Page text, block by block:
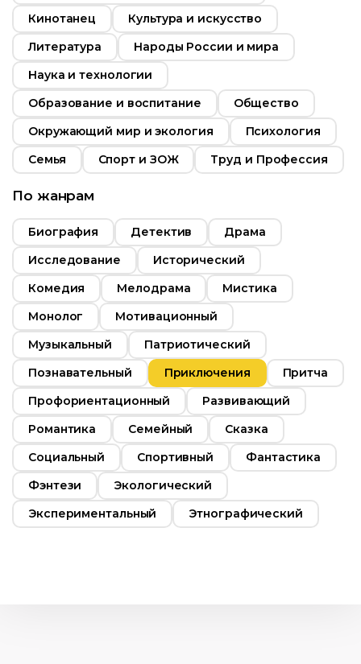
Страна Мексика
Кинотанец
Культура и искусство
Литература
Народы России и мира
Наука и технологии
Образование и воспитание
Общество
Окружающий мир и экология
Психология
Семья
Спорт и ЗОЖ Труд и Профессия
По жанрам
Биография Детектив
Драма
Исследование
Исторический
Комедия
Мелодрама
Мистика
Монолог
Мотивационный
Музыкальный
Патриотический
Познавательный
Приключения
Притча
Профориентационный
Развивающий
Романтика
Семейный
Сказка
Социальный
Спортивный
Фантастика
Фэнтези
Экологический
Экспериментальный
Этнографический